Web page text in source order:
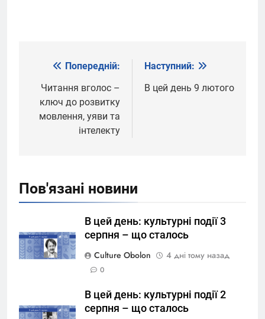
Навігація
записів
Попередній:
Читання вголос –
ключ до розвитку
мовлення, уяви та
інтелекту
Наступний:
В цей день 9 лютого
Пов'язані новини
В цей день: культурні події 3
серпня – що сталось
Culture Obolon
4 дні тому назад
0
В цей день: культурні події 2
серпня – що сталось